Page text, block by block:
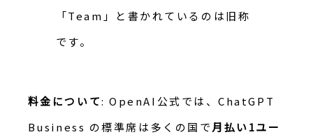
「Team」と書かれているのは旧称
です。
料金について: OpenAI公式では、ChatGPT
Business の標準席は多くの国で月払い1ユー